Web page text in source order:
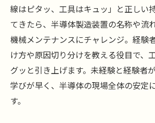
線はピタッ、工具はキュッ」と正しい
てきたら、半導体製造装置の名称や流
機械メンテナンスにチャレンジ。経験
け方や原因切り分けを教える役目で、
グッと引き上げます。未経験と経験者
学びが早く、半導体の現場全体の安定
す。